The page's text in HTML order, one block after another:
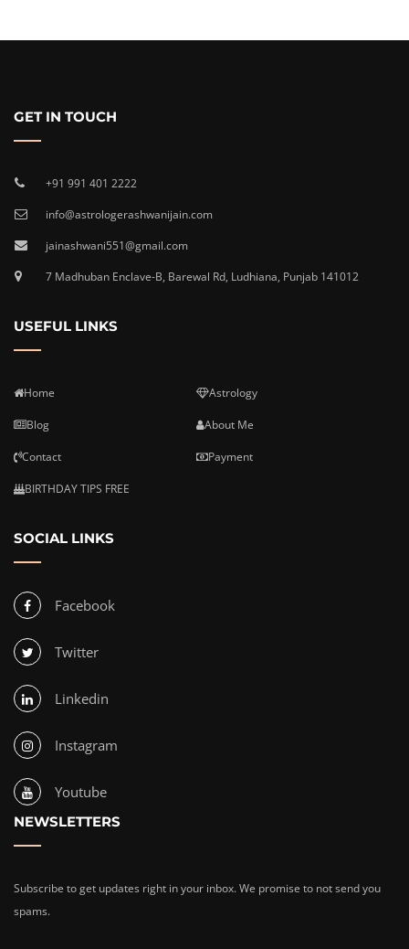
GET IN TOUCH
+91 991 401 2222
info@astrologerashwanijain.com
jainashwani551@gmail.com
7 Madhuban Enclave-B, Barewal Rd, Ludhiana, Punjab 141012
USEFUL LINKS
Home Astrology
Blog About Me
Contact Payment
BIRTHDAY TIPS FREE
SOCIAL LINKS
Facebook
Twitter
Linkedin
Instagram
Youtube
NEWSLETTERS
Subscribe to get updates right in your inbox. We promise to not send you
spams.